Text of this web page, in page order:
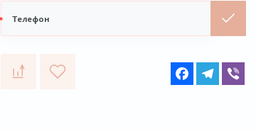
телефон
Facebook